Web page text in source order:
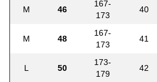
M 46
167-
173
40
M 48
167-
173
41
L 50
173-
179
42